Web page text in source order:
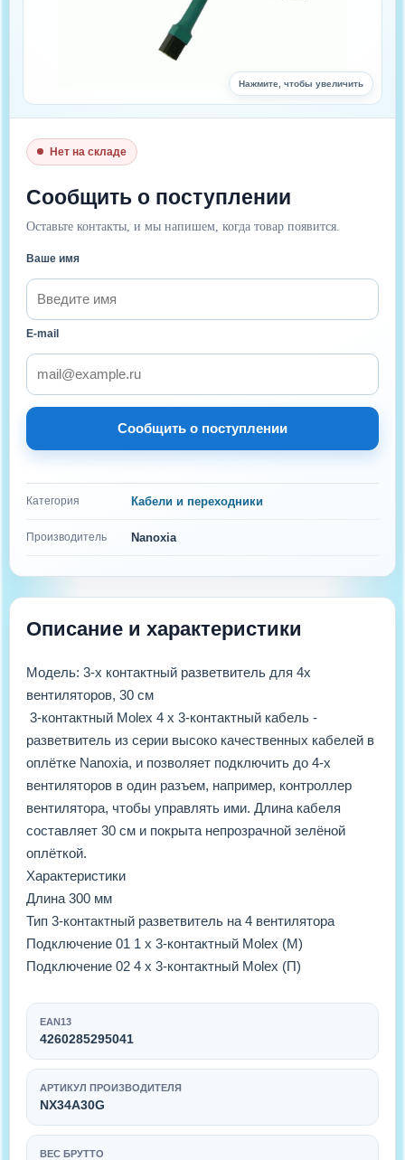
Нажмите, чтобы увеличить
Нет на складе
Сообщить о поступлении
Оставьте контакты, и мы напишем, когда товар появится.
Ваше имя
E-mail
Сообщить о поступлении
Категория Кабели и переходники
Производитель Nanoxia
Описание и характеристики
Модель: 3-х контактный разветвитель для 4х
вентиляторов, 30 см
3-контактный Molex 4 х 3-контактный кабель -
разветвитель из серии высоко качественных кабелей в
оплётке Nanoxia, и позволяет подключить до 4-х
вентиляторов в один разъем, например, контроллер
вентилятора, чтобы управлять ими. Длина кабеля
составляет 30 см и покрыта непрозрачной зелёной
оплёткой.
Характеристики
Длина 300 мм
Тип 3-контактный разветвитель на 4 вентилятора
Подключение 01 1 х 3-контактный Molex (М)
Подключение 02 4 х 3-контактный Molex (П)
EAN13
4260285295041
АРТИКУЛ ПРОИЗВОДИТЕЛЯ
NX34A30G
ВЕС БРУТТО